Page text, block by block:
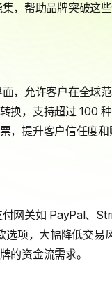
，帮助品牌突破这些
，允许客户在全球
换，支持超过 100
，提升客户信任度和
网关如 PayPal、
选项，大幅降低交
的资金流需求。